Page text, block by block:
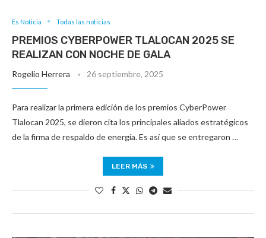
Es Noticia Todas las noticias
PREMIOS CYBERPOWER TLALOCAN 2025 SE
REALIZAN CON NOCHE DE GALA
Rogelio Herrera 26 septiembre, 2025
Para realizar la primera edición de los premios CyberPower
Tlalocan 2025, se dieron cita los principales aliados estratégicos
de la firma de respaldo de energía. Es así que se entregaron …
LEER MÁS